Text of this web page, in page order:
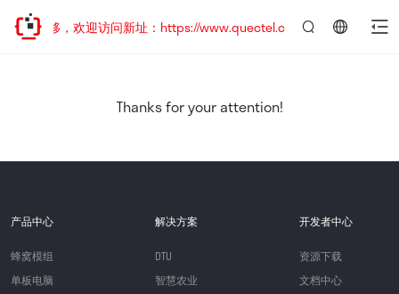
址已迁移，欢迎访问新址：https://www.quectel.com.cn
Thanks for your attention!
产品中心
蜂窝模组
单板电脑
解决方案
DTU
智慧农业
开发者中心
资源下载
文档中心